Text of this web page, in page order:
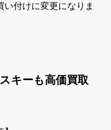
い付けに変更になりま
キーも高価買取